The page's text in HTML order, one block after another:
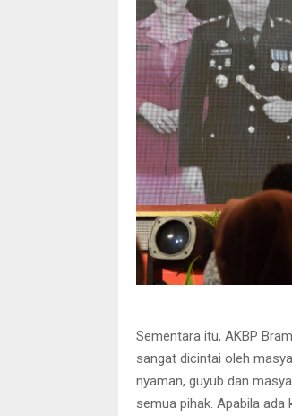
Sementara itu, AKBP
sangat dicintai oleh
nyaman, guyub dan
semua pihak. Apabila